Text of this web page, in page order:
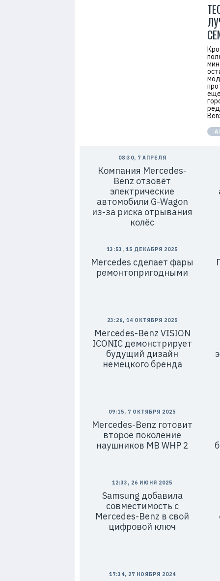
08:30, 7 АПРЕЛЯ
Компания Mercedes-
Benz отзовёт
электрические
автомобили G-Wagon
из-за риска отрывания
колёс
13:53, 15 ДЕКАБРЯ 2025
Mercedes cделает фары
ремонтопригодными
23:26, 14 ОКТЯБРЯ 2025
Mercedes-Benz VISION
ICONIC демонстрирует
будущий дизайн
немецкого бренда
09:15, 7 ОКТЯБРЯ 2025
Mercedes-Benz готовит
второе поколение
наушников MB WHP 2
12:33, 26 ИЮНЯ 2025
Samsung добавила
совместимость с
Mercedes-Benz в свой
цифровой ключ
17:34, 27 НОЯБРЯ 2024